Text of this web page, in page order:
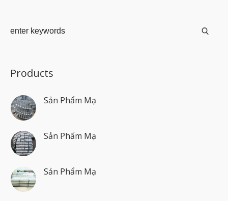
Products
Sản Phẩm Mạ
Sản Phẩm Mạ
Sản Phẩm Mạ